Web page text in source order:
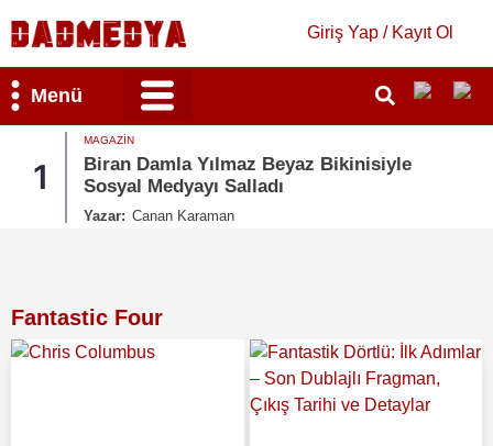
Giriş Yap / Kayıt Ol
Menü
1
MAGAZIN
Biran Damla Yılmaz Beyaz Bikinisiyle
Sosyal Medyayı Salladı
Yazar: Canan Karaman
Fantastic Four